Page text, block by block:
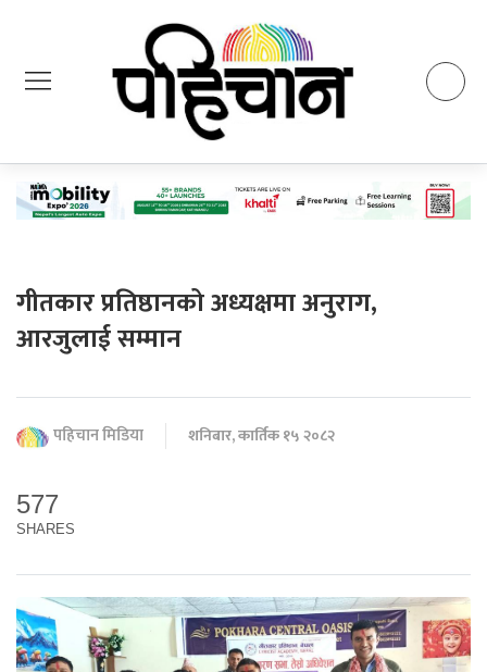
गीतकार प्रतिष्ठानको अध्यक्षमा अनुराग,
आरजुलाई सम्मान
पहिचान मिडिया शनिबार, कार्तिक १५ २०८२
577
SHARES